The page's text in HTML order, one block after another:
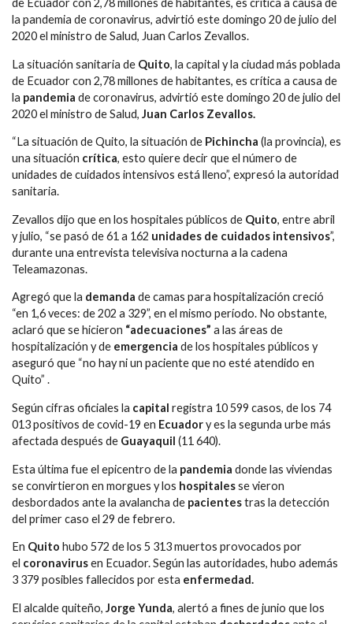
de Ecuador con 2,78 millones de habitantes, es crítica a causa de
la pandemia de coronavirus, advirtió este domingo 20 de julio del
2020 el ministro de Salud, Juan Carlos Zevallos.
La situación sanitaria de Quito, la capital y la ciudad más poblada
de Ecuador con 2,78 millones de habitantes, es crítica a causa de
la pandemia de coronavirus, advirtió este domingo 20 de julio del
2020 el ministro de Salud, Juan Carlos Zevallos.
“La situación de Quito, la situación de Pichincha (la provincia), es
una situación crítica, esto quiere decir que el número de
unidades de cuidados intensivos está lleno”, expresó la autoridad
sanitaria.
Zevallos dijo que en los hospitales públicos de Quito, entre abril
y julio, “se pasó de 61 a 162 unidades de cuidados intensivos”,
durante una entrevista televisiva nocturna a la cadena
Teleamazonas.
Agregó que la demanda de camas para hospitalización creció
“en 1,6 veces: de 202 a 329”, en el mismo período. No obstante,
aclaró que se hicieron “adecuaciones” a las áreas de
hospitalización y de emergencia de los hospitales públicos y
aseguró que “no hay ni un paciente que no esté atendido en
Quito” .
Según cifras oficiales la capital registra 10 599 casos, de los 74
013 positivos de covid-19 en Ecuadory es la segunda urbe más
afectada después de Guayaquil (11 640).
Esta última fue el epicentro de la pandemia donde las viviendas
se convirtieron en morgues y los hospitalesse vieron
desbordados ante la avalancha de pacientestras la detección
del primer caso el 29 de febrero.
En Quito hubo 572 de los 5 313 muertos provocados por
el coronavirusen Ecuador. Según las autoridades, hubo además
3 379 posibles fallecidos por esta enfermedad.
El alcalde quiteño, Jorge Yunda, alertó a fines de junio que los